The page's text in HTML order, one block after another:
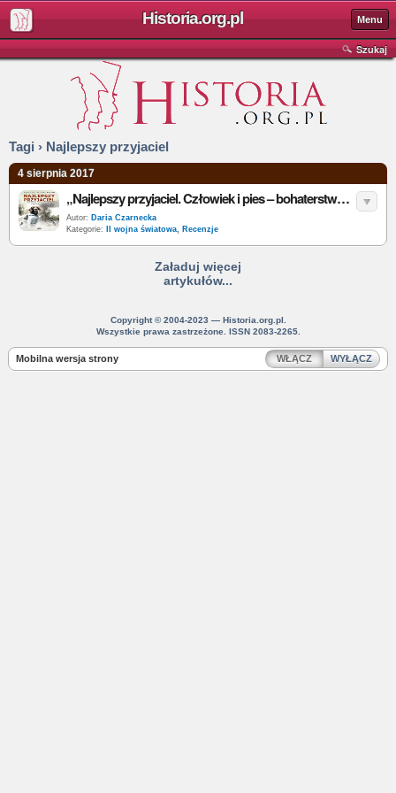
Historia.org.pl Menu
Szukaj
Tagi › Najlepszy przyjaciel
4 sierpnia 2017
„Najlepszy przyjaciel. Człowiek i pies – bohaterstwo podczas drugiej wojny światowej” – R. Weintraub – recenzja
Autor: Daria Czarnecka
Kategorie:
II wojna światowa, Recenzje
Załaduj więcej
artykułów...
Copyright © 2004-2023 — Historia.org.pl.
Wszystkie prawa zastrzeżone. ISSN 2083-2265.
Mobilna wersja strony WŁĄCZ WYŁĄCZ